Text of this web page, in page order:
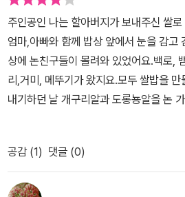
아가기에 신기하기도 합니다. 농사일에 협조
를 방해하는 훼방꾼도 있지만, 모두 논이
가는 중요한 존재들이기에 그저 자연의
논은 물맴이, 풍년새우, 송사리, 실잠자
꾸라지, 소금쟁이, 물장군, 개구리 등이
는데요. 벼멸구를 노리는 늑대거미와 잠자리, 풀과 잡초를 먹는 우렁
이, 해충을 잡는 개구리와 오리, 미꾸라
물뱀, 물뱀을 먹는 백로 등 먹고 먹히는 논
다. 서로 도움을 주고받는 논의 생태계를 보며 쌀 밥 한 그릇이 더욱
주인공인 나는 할아버지가 보내주신 쌀
엄마,아빠와 함께 밥상 앞에서 눈을 감고
상에 논친구들이 몰려와 있었어요.백로,
리,거미, 메뚜기가 왔지요.모두 쌀밥을
내기하던 날 개구리알과 도롱뇽알을 논
고 있는 친구와 새로 알게 된 친구들을 정
휴양림에서 딸아이가 너무나 좋아했던 잠
했어요. 잠자리들이 벼멸구같은 벌레들
공감 (1) 댓글 (0)